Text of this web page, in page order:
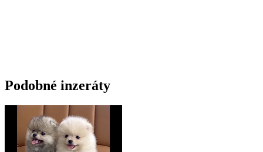
Podobné inzeráty